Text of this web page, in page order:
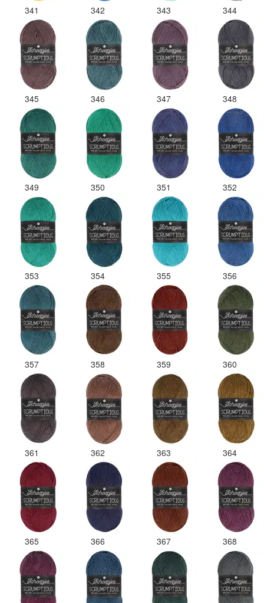
341 342 343 344
345 346 347 348
349 350 351 352
353 354 355 356
357 358 359 360
361 362 363 364
365 366 367 368